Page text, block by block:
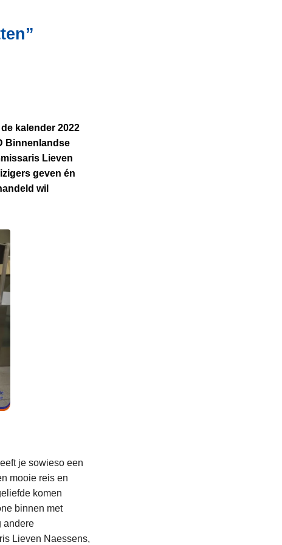
kalender 2022
Binnenlandse
Lieven
geven én
wil
je sowieso een
mooie reis en
komen
binnen met
andere
Lieven Naessens,